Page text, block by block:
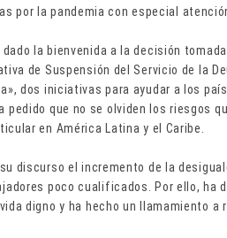
por la pandemia con especial
la bienvenida a la decisión
de Suspensión del Servicio de la
dos iniciativas para ayudar a los
que no se olviden los riesgos
en América Latina y el Caribe.
discurso el incremento de la
poco cualificados. Por ello, ha
digno y ha hecho un llamamiento